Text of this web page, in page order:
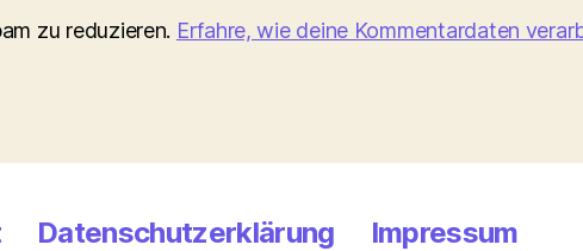
zu reduzieren. Erfahre, wie deine Kommentardaten
Datenschutzerklärung Impressum